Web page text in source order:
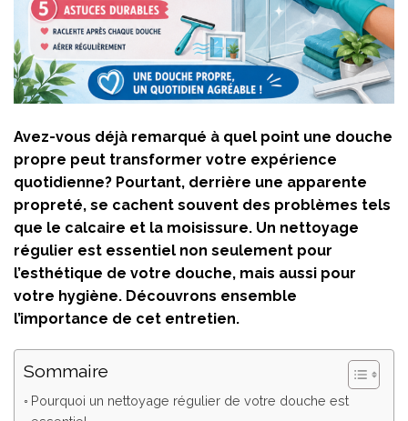
Avez-vous déjà remarqué à quel point une douche
propre peut transformer votre expérience
quotidienne? Pourtant, derrière une apparente
propreté, se cachent souvent des problèmes tels
que le calcaire et la moisissure. Un nettoyage
régulier est essentiel non seulement pour
l’esthétique de votre douche, mais aussi pour
votre hygiène. Découvrons ensemble
l’importance de cet entretien.
Sommaire
Pourquoi un nettoyage régulier de votre douche est